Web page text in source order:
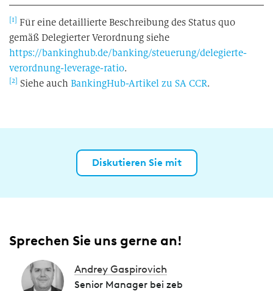
[1] Für eine detaillierte Beschreibung des Status quo
gemäß Delegierter Verordnung siehe
https://bankinghub.de/banking/steuerung/delegierte-
verordnung-leverage-ratio.
[2] Siehe auch BankingHub-Artikel zu SA CCR.
Diskutieren Sie mit
Sprechen Sie uns gerne an!
Andrey Gaspirovich
Senior Manager bei zeb